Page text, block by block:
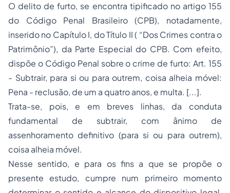
O delito de furto, se encontra tipificado no artigo 155
do Código Penal Brasileiro (CPB), notadamente,
inserido no Capítulo I, do Título II ( “Dos Crimes contra o
Patrimônio”), da Parte Especial do CPB. Com efeito,
dispõe o Código Penal sobre o crime de furto:Art. 155
- Subtrair, para si ou para outrem, coisa alheia móvel:
Pena - reclusão, de um a quatro anos, e multa. [...].
Trata-se, pois, e em breves linhas, da conduta
fundamental de subtrair, com ânimo de
assenhoramento definitivo (para si ou para outrem),
coisa alheia móvel.
Nesse sentido, e para os fins a que se propõe o
presente estudo, cumpre num primeiro momento